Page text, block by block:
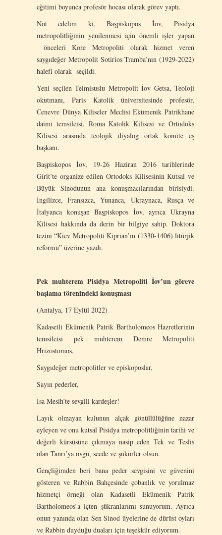
eğitimi boyunca profesör hocası olarak görev yaptı.
Not edelim ki, Başpiskopos İov, Pisidya
metropolitliğinin yenilenmesi için önemli işler yapan
önceleri Kore Metropoliti olarak hizmet veren
saygıdeğer Metropolit Sotirios Tramba’nın (1929-2022)
halefi olarak seçildi.
Yeni seçilen Telmisuslu Metropolit İov Getsa, Teoloji
okutmanı, Paris Katolik üniversitesinde profesör,
Cenevre Dünya Kiliseler Meclisi Ekümenik Patrikhane
daimi temsilcisi, Roma Katolik Kilisesi ve Ortodoks
Kilisesi arasında teolojik diyalog ortak komite eş
başkanı.
Başpiskopos İov, 19-26 Haziran 2016 tarihlerinde
Girit’te organize edilen Ortodoks Kilisesinin Kutsal ve
Büyük Sinodunun ana konuşmacılarından birisiydi.
İngilizce, Fransızca, Yunanca, Ukraynaca, Rusça ve
İtalyanca konuşan Başpiskopos İov, ayrıca Ukrayna
Kilisesi hakkında da derin bir bilgiye sahip. Doktora
tezini “Kiev Metropoliti Kiprian’ın (1330-1406) litürjik
reformu” üzerine yazdı.
Pek muhterem Pisidya Metropoliti İov’un göreve
başlama törenindeki konuşması
(Antalya, 17 Eylül 2022)
Kadasetli Ekümenik Patrik Bartholomeos Hazretlerinin
temsilcisi pek muhterem Demre Metropoliti
Hrizostomos,
Saygıdeğer metropolitler ve episkoposlar,
Sayın pederler,
İsa Mesih’te sevgili kardeşler!
Layık olmayan kulunun alçak gönüllülüğüne nazar
eyleyen ve onu kutsal Pisidya metropolitliğinin tarihi ve
değerli kürsüsüne çıkmaya nasip eden Tek ve Teslis
olan Tanrı’ya övgü, secde ve şükürler olsun.
Gençliğimden beri bana peder sevgisini ve güvenini
gösteren ve Rabbin Bahçesinde çobanlık ve yorulmaz
hizmetçi örneği olan Kadasetli Ekümenik Patrik
Bartholomeos’a içten şükranlarımı sunuyorum. Ayrıca
onun yanında olan Sen Sinod üyelerine de dürüst oyları
ve Rabbin duyduğu duaları için teşekkür ediyorum.